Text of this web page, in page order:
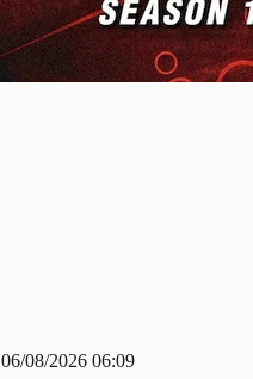
06/08/2026 06:09